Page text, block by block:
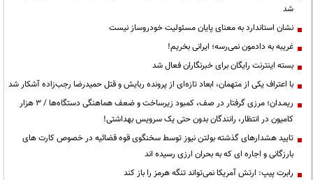
شد
نشان استاندارد به معنای پایان مسئولیت خودروساز نیست
غریبه به دادمون نمی‌رسه؛ ایرانی بخریم!
بسته اینترنت رایگان برای خبرنگاران فعال شد
با اعتراف یکی از متهمان، ابعاد تازه‌ای از پرونده ربایش و قتل حمیدرضا رجب‌زاده آشکار شد
ریمـدان؛ مرزی گرفتار در صف، کمبود زیرساخت و ضعف هماهنگی دستگاه‌ها / ۳ هزار
کامیون در انتظار، رانندگان بدون حتی یک سرویس بهداشتی!
تایید هشدارهای گذشته بولتن نیوز توسط سخنگوی قوه قضائیه در خصوص کارت های
بارزگانی و اجاره ای که به بحران ارزی رسیده اند
رابرت پیپ: ارتش آمریکا نمی‌تواند تنگه هرمز را باز کند